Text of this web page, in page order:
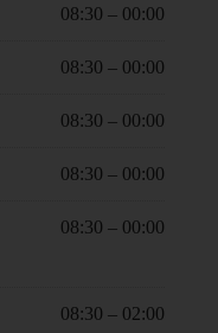
08:30 – 00:00
08:30 – 00:00
08:30 – 00:00
08:30 – 00:00
08:30 – 00:00
08:30 – 02:00